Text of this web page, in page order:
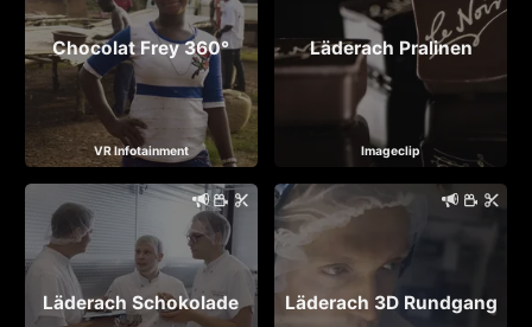
Chocolat Frey 360°
VR Infotainment
Läderach Pralinen
Imageclip
Läderach Schokolade Läderach 3D Rundgang